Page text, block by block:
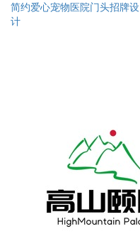
简约爱心宠物医院门头招牌设
计